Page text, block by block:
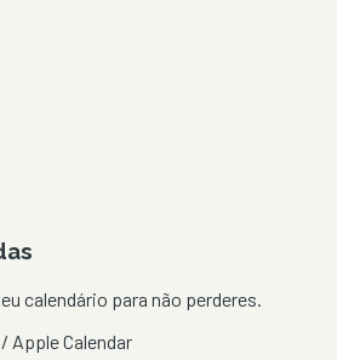
calendário para não perderes.
Apple Calendar